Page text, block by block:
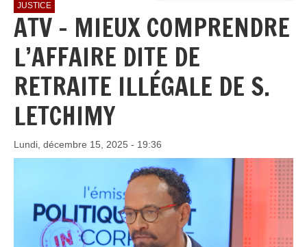
JUSTICE
ATV - MIEUX COMPRENDRE
L’AFFAIRE DITE DE
RETRAITE ILLÉGALE DE S.
LETCHIMY
Lundi, décembre 15, 2025 - 19:36